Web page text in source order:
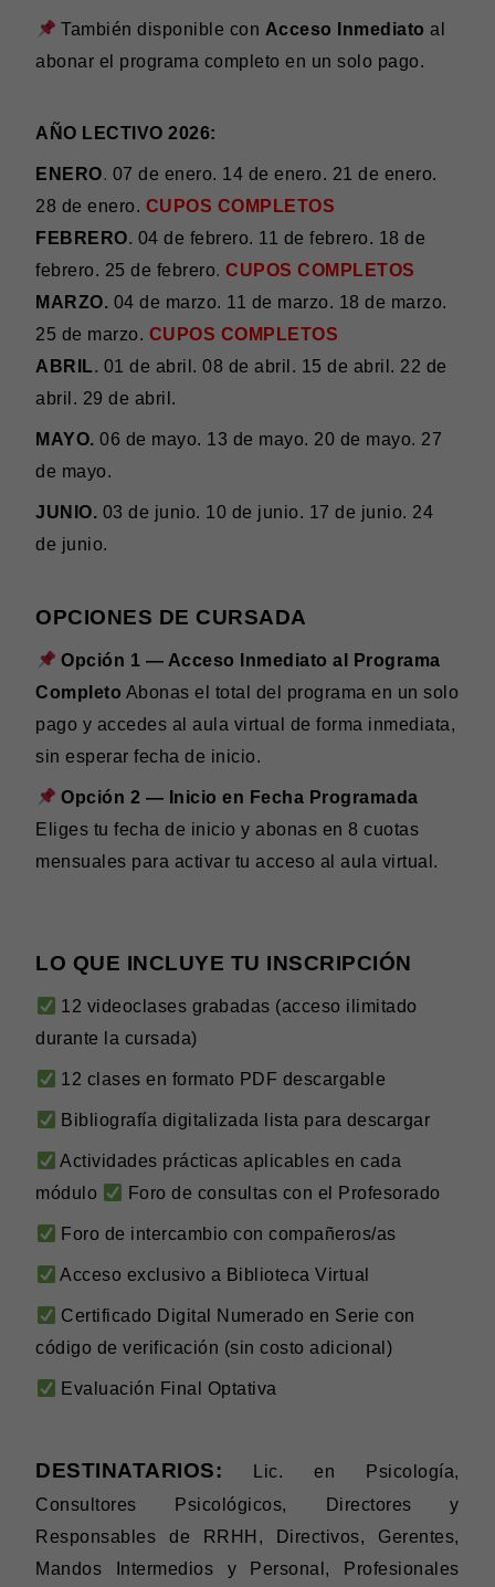
También disponible con Acceso Inmediato al
abonar el programa completo en un solo pago.
AÑO LECTIVO 2026:
ENERO. 07 de enero. 14 de enero. 21 de enero.
28 de enero. CUPOS COMPLETOS
FEBRERO. 04 de febrero. 11 de febrero. 18 de
febrero. 25 de febrero.CUPOS COMPLETOS
MARZO. 04 de marzo. 11 de marzo. 18 de marzo.
25 de marzo. CUPOS COMPLETOS
ABRIL. 01 de abril. 08 de abril. 15 de abril. 22 de
abril. 29 de abril.
MAYO. 06 de mayo. 13 de mayo. 20 de mayo. 27
de mayo.
JUNIO. 03 de junio. 10 de junio. 17 de junio. 24
de junio.
OPCIONES DE CURSADA
Opción 1 — Acceso Inmediato al Programa
Completo Abonas el total del programa en un solo
pago y accedes al aula virtual de forma inmediata,
sin esperar fecha de inicio.
Opción 2 — Inicio en Fecha Programada
Eliges tu fecha de inicio y abonas en 8 cuotas
mensuales para activar tu acceso al aula virtual.
LO QUE INCLUYE TU INSCRIPCIÓN
12 videoclases grabadas (acceso ilimitado
durante la cursada)
12 clases en formato PDF descargable
Bibliografía digitalizada lista para descargar
Actividades prácticas aplicables en cada
módulo
Foro de consultas con el Profesorado
Foro de intercambio con compañeros/as
Acceso exclusivo a Biblioteca Virtual
Certificado Digital Numerado en Serie con
código de verificación (sin costo adicional)
Evaluación Final Optativa
DESTINATARIOS: Lic. en Psicología,
Consultores Psicológicos, Directores y
Responsables de RRHH, Directivos, Gerentes,
Mandos Intermedios y Personal, Profesionales